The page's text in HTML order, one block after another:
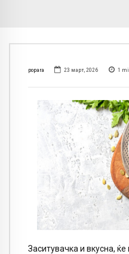
popara 23 март, 2026 1
Заситувачка и вкусна,